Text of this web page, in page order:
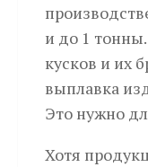
и до 1
кусков и их
выплавка
Это нужно
Хотя